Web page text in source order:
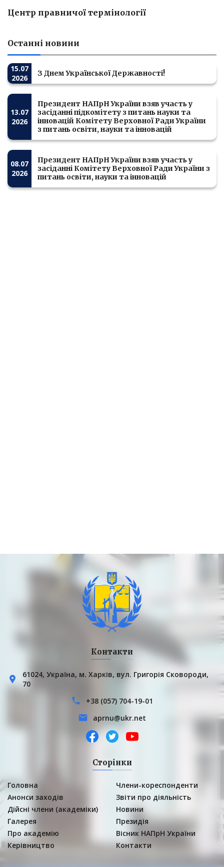
Центр правничої термінології
Останні новини
15.07
2026
З Днем Української Державності!
13.07
2026
Президент НАПрН України взяв участь у
засіданні підкомітету з питань науки та
інновацій Комітету Верховної Ради України
з питань освіти, науки та інновацій
08.07
2026
Президент НАПрН України взяв участь у
засіданні Комітету Верховної Ради України з
питань освіти, науки та інновацій
Контакти
61024, Українa, м. Харків, вул. Григорія Сковороди,
70
+38 (057) 704-19-01
aprnu@ukr.net
Сторінки
Головна
Анонси заходів
Дійсні члени (академіки)
Галерея
Про академію
Керівництво
Члени-кореспонденти
Звіти про діяльність
Новини
Президія
Вісник НАПрН України
Контакти